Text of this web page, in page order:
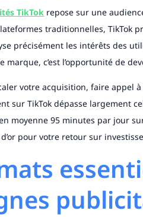
TikTok repose sur une
traditionnelles, TikTok
précisément les intérêts des
marque, c’est l’opportunité de
votre acquisition, faire appel
sur TikTok dépasse largement
moyenne 95 minutes par jour
pour votre retour sur